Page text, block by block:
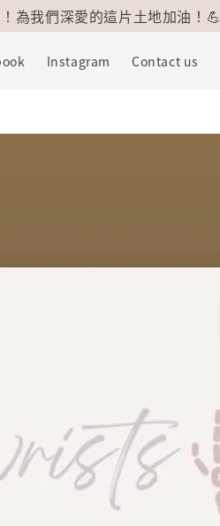
為我們深愛的這片土地加油！💪
Instagram Contact us